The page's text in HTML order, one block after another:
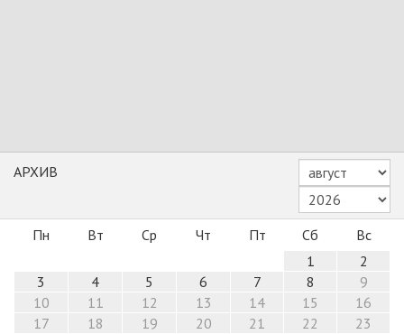
АРХИВ
Пн Вт Ср Чт Пт Сб
Вс
1
2
3
4 5 6 7 8
9
10
11 12 13 14 15
16
17
18 19 20 21 22
23